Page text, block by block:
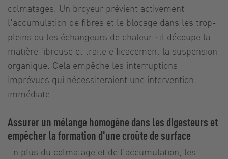
colmatages. Un broyeur prévient activement
l'accumulation de fibres et le blocage dans les trop-
pleins ou les échangeurs de chaleur : il découpe la
matière fibreuse et traite efficacement la suspension
organique. Cela empêche les interruptions
imprévues qui nécessiteraient une intervention
immédiate.
Assurer un mélange homogène dans les digesteurs et
empêcher la formation d'une croûte de surface
En plus du colmatage et de l'accumulation, les